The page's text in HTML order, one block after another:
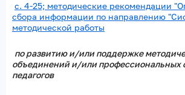
с. 4-25; методические рекомендации
сбора информации по направлению
методической работы
по развитию и/или поддержке
объединений и/или профессиональных
педагогов